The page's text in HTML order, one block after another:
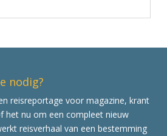
nodig?
reisreportage voor magazine, krant
het nu om een compleet nieuw
reisverhaal van een bestemming